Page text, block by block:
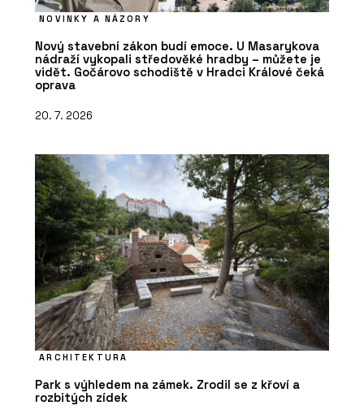
NOVINKY A NÁZORY
Nový stavební zákon budí emoce. U Masarykova
nádraží vykopali středověké hradby – můžete je
vidět. Gočárovo schodiště v Hradci Králové čeká
oprava
20. 7. 2026
ARCHITEKTURA
Park s výhledem na zámek. Zrodil se z křoví a
rozbitých zídek